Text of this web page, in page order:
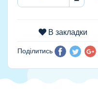
В закладки
Поділитись